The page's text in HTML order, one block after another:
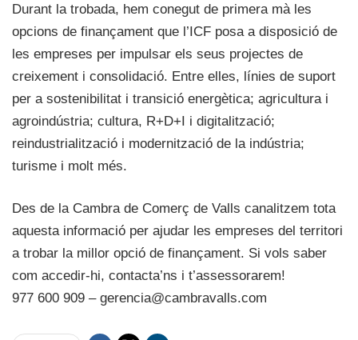
Durant la trobada, hem conegut de primera mà les
opcions de finançament que l’ICF posa a disposició de
les empreses per impulsar els seus projectes de
creixement i consolidació. Entre elles, línies de suport
per a sostenibilitat i transició energètica; agricultura i
agroindústria; cultura, R+D+I i digitalització;
reindustrialització i modernització de la indústria;
turisme i molt més.
Des de la Cambra de Comerç de Valls canalitzem tota
aquesta informació per ajudar les empreses del territori
a trobar la millor opció de finançament. Si vols saber
com accedir-hi, contacta’ns i t’assessorarem!
977 600 909 – gerencia@cambravalls.com